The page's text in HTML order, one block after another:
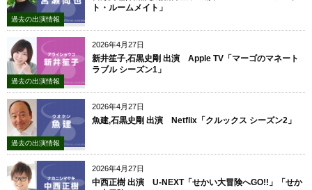
過去の出演情報
ト・ルームメイト」
2026年4月27日
過去の出演情報
新井笙子,石黒史剛 出演 Apple TV「マーゴのマネート
ラブル シーズン1」
2026年4月27日
過去の出演情報
魚建,石黒史剛 出演 Netflix「クルックス シーズン2」
2026年4月27日
中西正樹 出演 U-NEXT「せかい大冒険へGO!!」「せか